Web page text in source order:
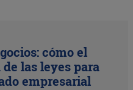
cómo el
las leyes para
empresarial